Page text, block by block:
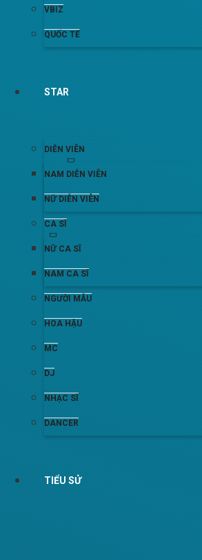
VBIZ
QUỐC TẾ
STAR
DIỄN VIÊN
NAM DIỄN VIÊN
NỮ DIỄN VIÊN
CA SĨ
NỮ CA SĨ
NAM CA SĨ
NGƯỜI MẪU
HOA HẬU
MC
DJ
NHẠC SĨ
DANCER
TIỂU SỬ